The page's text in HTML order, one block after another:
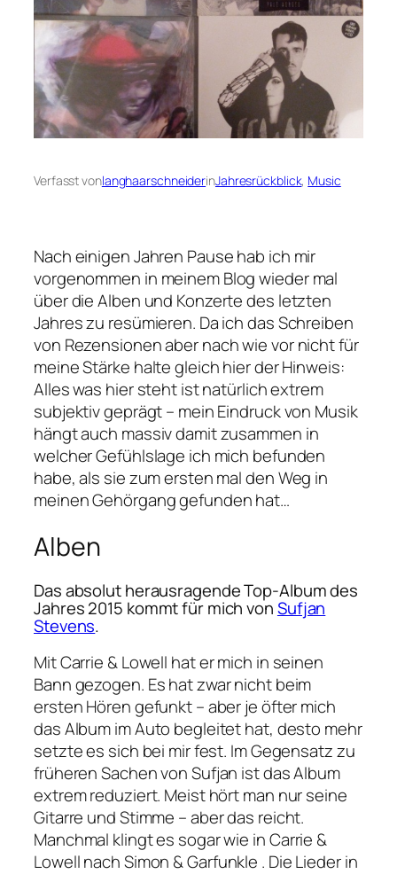
Verfasst vonlanghaarschneiderinJahresrückblick, Music
Nach einigen Jahren Pause hab ich mir
vorgenommen in meinem Blog wieder mal
über die Alben und Konzerte des letzten
Jahres zu resümieren. Da ich das Schreiben
von Rezensionen aber nach wie vor nicht für
meine Stärke halte gleich hier der Hinweis:
Alles was hier steht ist natürlich extrem
subjektiv geprägt – mein Eindruck von Musik
hängt auch massiv damit zusammen in
welcher Gefühlslage ich mich befunden
habe, als sie zum ersten mal den Weg in
meinen Gehörgang gefunden hat…
Alben
Das absolut herausragende Top-Album des
Jahres 2015 kommt für mich vonSufjan
Stevens.
MitCarrie & Lowell hat er mich in seinen
Bann gezogen. Es hat zwar nicht beim
ersten Hören gefunkt – aber je öfter mich
das Album im Auto begleitet hat, desto mehr
setzte es sich bei mir fest. Im Gegensatz zu
früheren Sachen von Sufjan ist das Album
extrem reduziert. Meist hört man nur seine
Gitarre und Stimme – aber das reicht.
Manchmal klingt es sogar wie inCarrie &
Lowellnach Simon & Garfunkle . Die Lieder in